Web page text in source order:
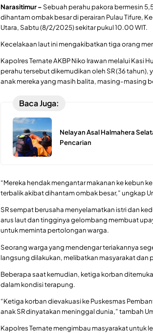
Narasitimur –Sebuah perahu pakora bermesin
dihantam ombak besar di perairan Pulau Tifure,
Utara, Sabtu (8/2/2025) sekitar pukul 10.00 WIT.
Kecelakaan laut ini mengakibatkan tiga orang
Kapolres Ternate AKBP Niko Irawan melalui Kasi
perahu tersebut dikemudikan oleh SR (36 tahun),
anak mereka yang masih balita, masing-masing
Baca Juga:
Nelayan Asal Halmahera
Pencarian
“Mereka hendak mengantar makanan ke kebun
terbalik akibat dihantam ombak besar,” ungkap
SR sempat berusaha menyelamatkan istri dan
arus laut dan tingginya gelombang membuat
untuk meminta pertolongan warga.
Seorang warga yang mendengar teriakannya
langsung dilakukan, melibatkan masyarakat dan
Beberapa saat kemudian, ketiga korban
dalam kondisi terapung.
“Ketiga korban dievakuasi ke Puskesmas
anak SR dinyatakan meninggal dunia,” tambah
Kapolres Ternate mengimbau masyarakat untuk